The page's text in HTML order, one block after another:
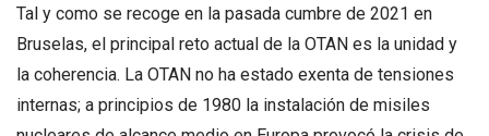
Tal y como se recoge en la pasada cumbre de 2021 en
Bruselas, el principal reto actual de la OTAN es la unidad y
la coherencia. La OTAN no ha estado exenta de tensiones
internas; a principios de 1980 la instalación de misiles